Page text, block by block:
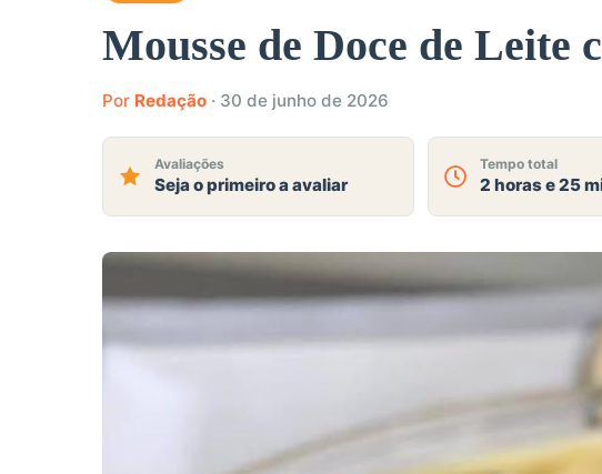
Mousse de Doce de Leite
Por Redação · 30 de junho de 2026
Avaliações
Seja o primeiro a avaliar
Tempo total
2 horas e 25